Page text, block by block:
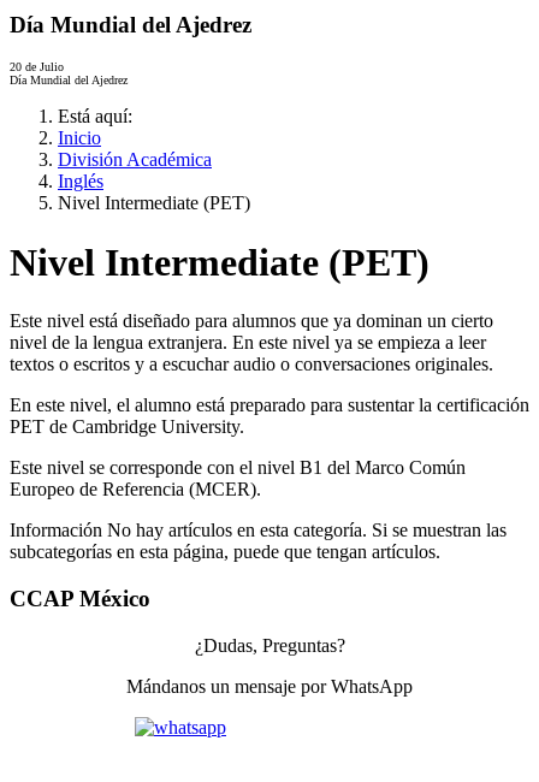
Día Mundial del Ajedrez
20 de Julio
Día Mundial del Ajedrez
Está aquí:
Inicio
División Académica
Inglés
Nivel Intermediate (PET)
Nivel Intermediate (PET)
Este nivel está diseñado para alumnos que ya dominan un cierto
nivel de la lengua extranjera. En este nivel ya se empieza a leer
textos o escritos y a escuchar audio o conversaciones originales.
En este nivel, el alumno está preparado para sustentar la certificación
PET de Cambridge University.
Este nivel se corresponde con el nivel B1 del Marco Común
Europeo de Referencia (MCER).
Información No hay artículos en esta categoría. Si se muestran las
subcategorías en esta página, puede que tengan artículos.
CCAP México
¿Dudas, Preguntas?
Mándanos un mensaje por WhatsApp